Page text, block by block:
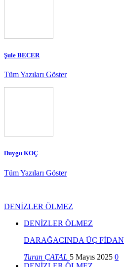
Şule BECER
Tüm Yazıları Göster
Duygu KOÇ
Tüm Yazıları Göster
DENİZLER ÖLMEZ
DENİZLER ÖLMEZ
DARAĞACINDA ÜÇ FİDAN
Turan ÇATAL 5 Mayıs 2025 0